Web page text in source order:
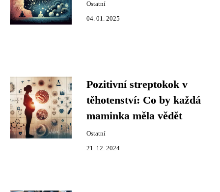
Ostatní
04. 01. 2025
Pozitivní streptokok v
těhotenství: Co by každá
maminka měla vědět
Ostatní
21. 12. 2024